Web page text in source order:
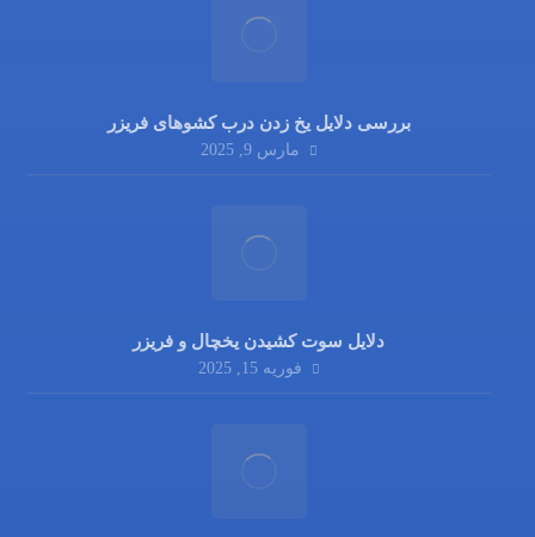
بررسی دلایل یخ زدن درب کشوهای فریزر
مارس 9, 2025
دلایل سوت کشیدن یخچال و فریزر
فوریه 15, 2025